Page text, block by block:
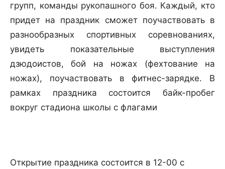
групп, команды рукопашного боя. Каждый, кто
придет на праздник сможет поучаствовать в
разнообразных спортивных соревнованиях,
увидеть показательные выступления
дзюдоистов, бой на ножах (фехтование на
ножах), поучаствовать в фитнес-зарядке. В
рамках праздника состоится байк-пробег
вокруг стадиона школы с флагами
Открытие праздника состоится в 12-00 с